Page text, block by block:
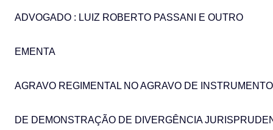
ADVOGADO : LUIZ ROBERTO PASSANI E OUTRO
EMENTA
AGRAVO REGIMENTAL NO AGRAVO DE
DE DEMONSTRAÇÃO DE DIVERGÊNCIA